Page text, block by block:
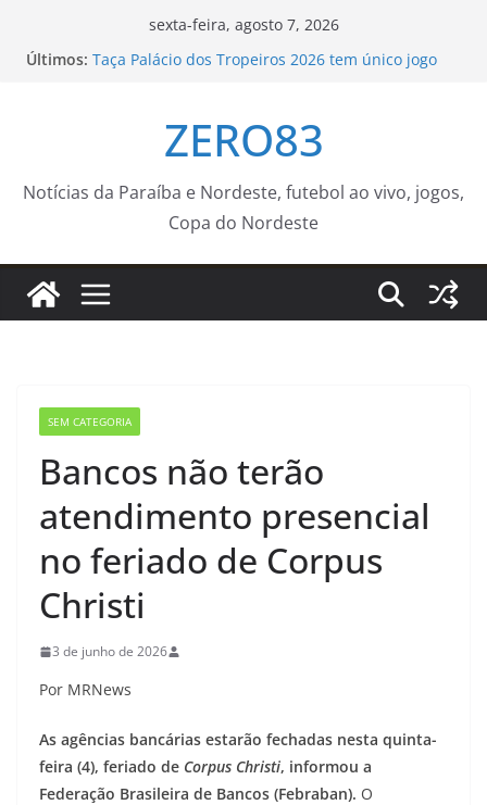
sexta-feira, agosto 7, 2026
Últimos: Taça Palácio dos Tropeiros 2026 tem único jogo
pagamento do ISS de julho
Lei amplia punição a crimes sexuais online contra
Capacitação e inovação para uma gestão pública
mais eficiente! – Prefeitura Estância Turística
Guaratinguetá
da Zona Sul – Prefeitura da Cidade do Rio de
Janeiro
ZERO83
Notícias da Paraíba e Nordeste, futebol ao vivo, jogos,
Copa do Nordeste
SEM CATEGORIA
Bancos não terão
atendimento presencial
no feriado de Corpus
Christi
3 de junho de 2026
Por MRNews
As agências bancárias estarão fechadas nesta quinta-
feira (4), feriado de Corpus Christi, informou a
Federação Brasileira de Bancos (Febraban). O